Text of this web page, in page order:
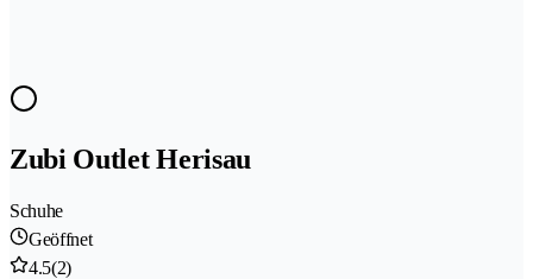
Zubi Outlet Herisau
Schuhe
Geöffnet
4.5(2)